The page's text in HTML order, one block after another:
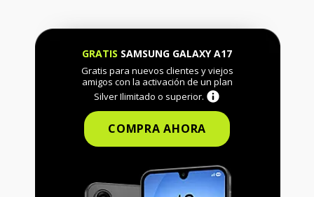
GRATIS SAMSUNG GALAXY A17
Gratis para nuevos clientes y viejos
amigos con la activación de un plan
Silver Ilimitado o superior.
COMPRA AHORA